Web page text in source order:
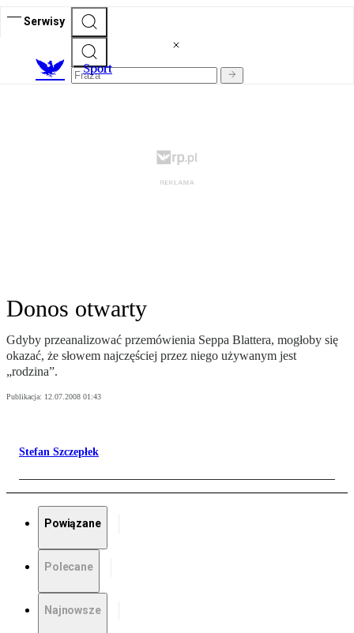
Serwisy
Sport
Donos otwarty
Gdyby przeanalizować przemówienia Seppa Blattera, mogłoby się
okazać, że słowem najczęściej przez niego używanym jest
„rodzina”.
Publikacja: 12.07.2008 01:43
Stefan Szczepłek
Powiązane
Polecane
Najnowsze